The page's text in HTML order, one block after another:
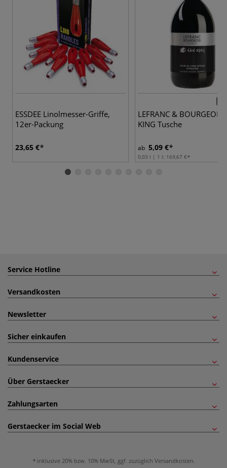
ESSDEE Linolmesser-Griffe,
12er-Packung
23,65 €
LEFRANC & BOURGEOIS
KING Tusche
ab 5,09 €
0,03 l | 1 l: 169,67 €
Service Hotline
Versandkosten
Newsletter
Sicher einkaufen
Kundenservice
Über Gerstaecker
Zahlungsarten
Gerstaecker im Social Web
inklusive 20% bzw. 10% MwSt, ggf. zuzüglich Versandkosten.